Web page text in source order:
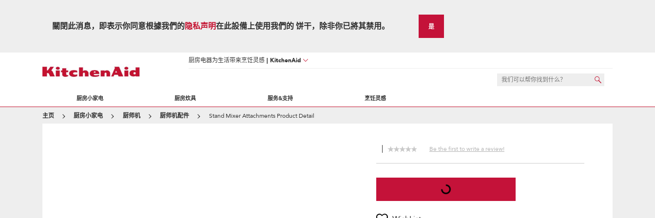
關閉此消息，即表示你同意根據我們的隐私声明在此設備上使用我們的 饼干，除非你已將其禁用。 是
厨房电器为生活带来烹饪灵感 | KitchenAid
厨房小家电 厨房炊具 服务&支持 烹饪灵感
主页 厨房小家电 厨师机 厨师机配件 Stand Mixer Attachments Product Detail
Be the first to write a review!